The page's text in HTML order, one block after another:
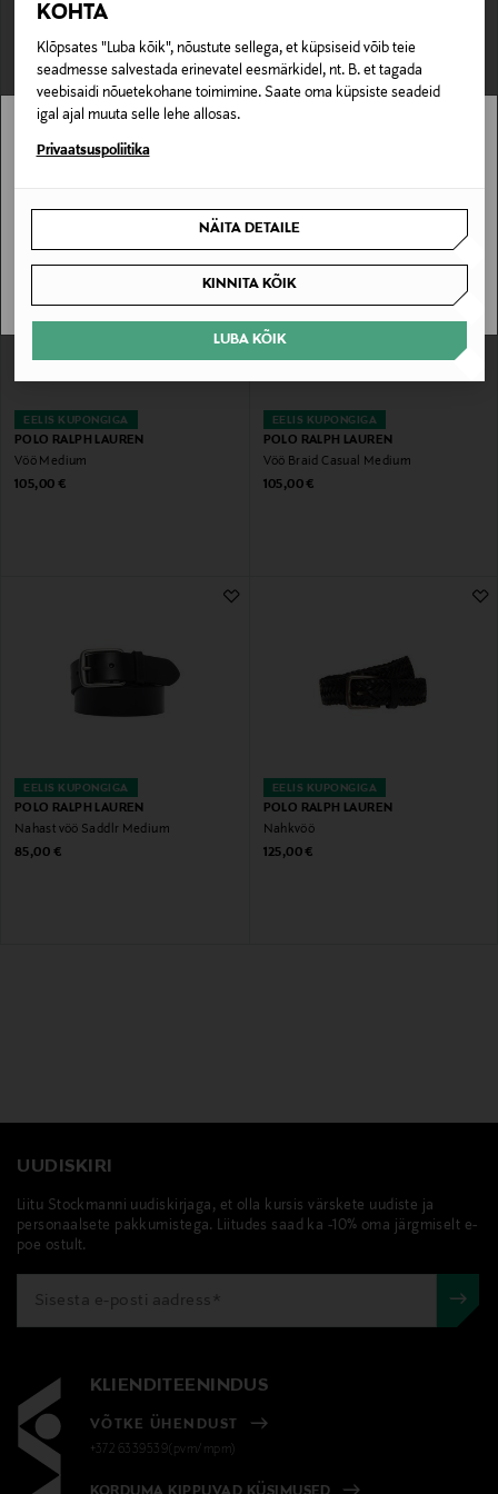
KOHTA
Klõpsates "Luba kõik", nõustute sellega, et küpsiseid võib teie
seadmesse salvestada erinevatel eesmärkidel, nt. B. et tagada
veebisaidi nõuetekohane toimimine. Saate oma küpsiste seadeid
igal ajal muuta selle lehe allosas.
Privaatsuspoliitika
NÄITA DETAILE
KINNITA KÕIK
LUBA KÕIK
EELIS KUPONGIGA
POLO RALPH LAUREN
Punutud vöö Stretch Casual
Original Price
105,00 €
EELIS KUPONGIGA
POLO RALPH LAUREN
Vöö Medium
EELIS KUPONGIGA
POLO RALPH LAUREN
Vöö Medium
Original Price
105,00 €
EELIS KUPONGIGA
POLO RALPH LAUREN
Vöö Braid Casual Medium
Original Price
105,00 €
EELIS KUPONGIGA
POLO RALPH LAUREN
Nahast vöö Saddlr Medium
Original Price
85,00 €
EELIS KUPONGIGA
POLO RALPH LAUREN
Nahkvöö
Original Price
125,00 €
UUDISKIRI
Liitu Stockmanni uudiskirjaga, et olla kursis värskete uudiste ja
personaalsete pakkumistega. Liitudes saad ka -10% oma järgmiselt e-
poe ostult.
KLIENDITEENINDUS
VÕTKE ÜHENDUST
+372 6339539(pvm/mpm)
Stockmann pole Sinu riigis saadaval.
SAAN ARU